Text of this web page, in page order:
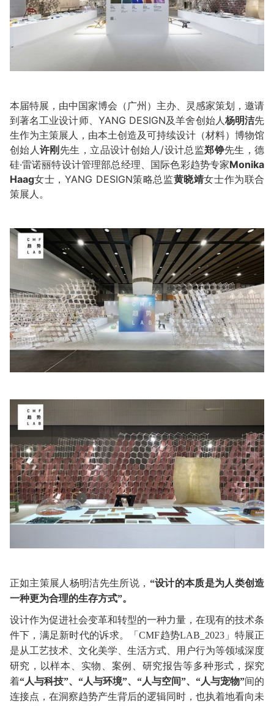
本届特展，由中国家博会（广州）主办、灵感家策划，邀请
到著名工业设计师、YANG DESIGN及羊舍创始人杨明洁先
生作为主策展人，由本土创造及可持续设计（材料）博物馆
创始人许刚 先生，立品设计创始人/设计总监郑铮先生，德
硅·雷诺丽特设计管理部总经理、国际色彩趋势专家Monika
Haag女士，YANG DESIGN策略总监黄晓靖女士作为联合
策展人。
正如主策展人杨明洁先生所说， “设计的本质是为人类创造
一种更为合理的生存方式”。
设计作为促进社会变革和转型的一种力量，在现有的技术条
件下，满足新时代的诉求。「CMF趋势LAB_2023」特展正
是从工艺技术、文化美学、生活方式、用户行为等领域深度
研究，以样本、实物、案例、研究报告等多种形式，探究
着“人与科技”、“人与环境”、“人与空间”、“人与宠物”间的
连接点，在洞察趋势产生背后的逻辑同时，也执着地看向未